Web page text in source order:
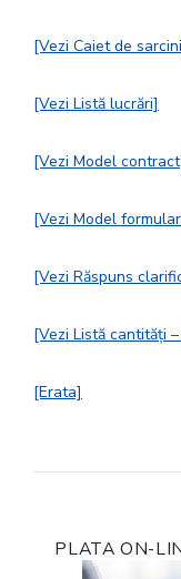
[Vezi Caiet de
[Vezi Listă lucrări]
[Vezi Model
[Vezi Model
[Vezi Răspuns
[Vezi Listă cantități
[Erata]
PLATA ON-